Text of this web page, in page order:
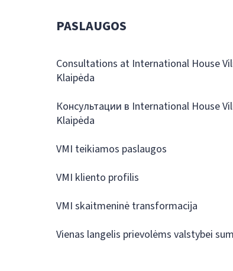
PASLAUGOS
Consultations at International House
Klaipėda
Консультации в International House
Klaipėda
VMI teikiamos paslaugos
VMI kliento profilis
VMI skaitmeninė transformacija
Vienas langelis prievolėms valstybei